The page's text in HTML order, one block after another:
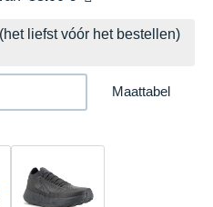
liefst vóór het bestellen)
Maattabel